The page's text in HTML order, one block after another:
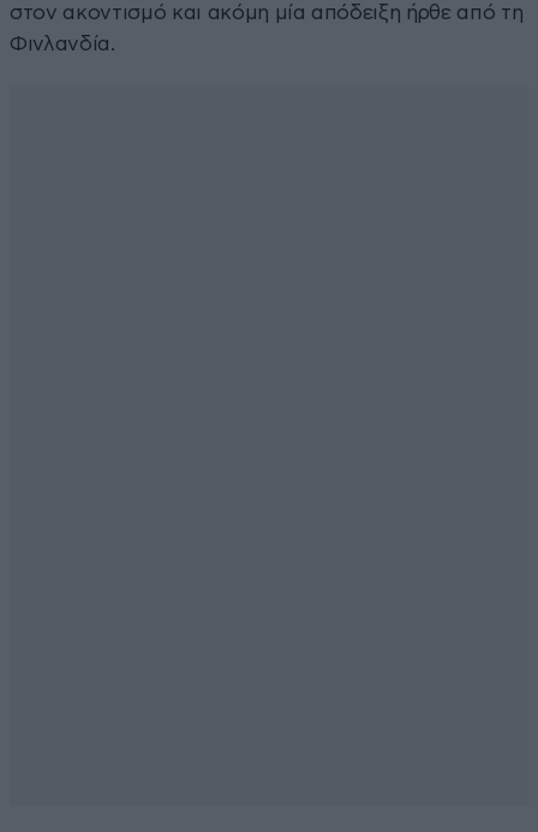
στον ακοντισμό και ακόμη μία απόδειξη ήρθε από τη
Φινλανδία.